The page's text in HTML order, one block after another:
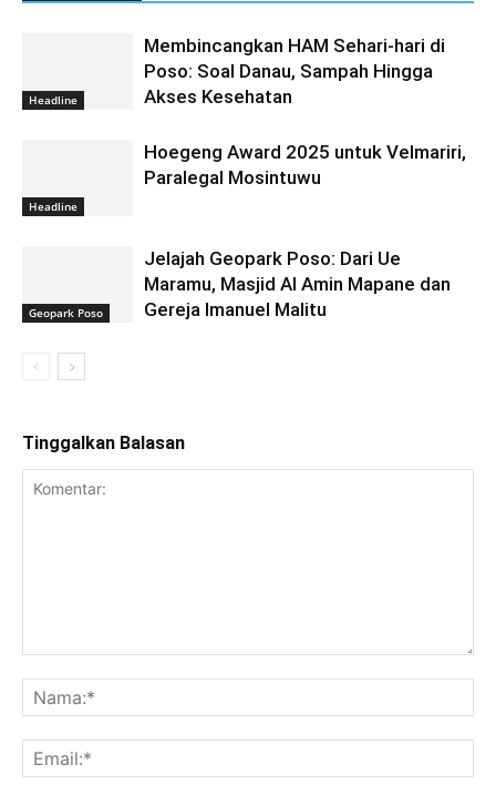
Headline
Membincangkan HAM Sehari-hari di
Poso: Soal Danau, Sampah Hingga
Akses Kesehatan
Headline
Hoegeng Award 2025 untuk Velmariri,
Paralegal Mosintuwu
Geopark Poso
Jelajah Geopark Poso: Dari Ue
Maramu, Masjid Al Amin Mapane dan
Gereja Imanuel Malitu
Tinggalkan Balasan